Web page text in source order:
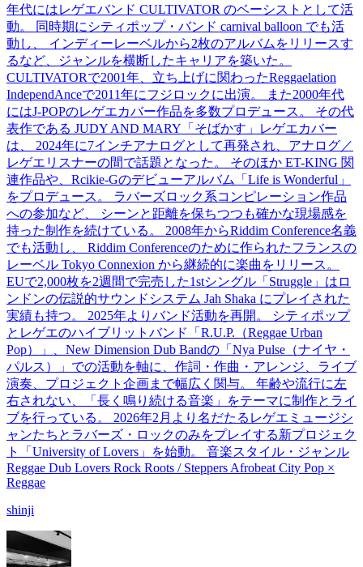
年代にはレゲエバンド CULTIVATOR のベーシストとして活
動。 同時期にシティポップ・バンド carnival balloon でも活
動し、 インディーレーベルから2枚のアルバムをリリースす
るなど、ジャンルを横断したキャリアを築いた。
CULTIVATORで2001年、立ち上げに関わったReggaelation
IndependAnceで2011年にフジロックに出演。 また2000年代
にはJ-POPのレゲエカバー作品を多数プロデュース。 その代
表作である JUDY AND MARY「そばかす」レゲエカバー
は、 2024年に7インチアナログとして再発され、アナログ／
レゲエリスナーの間で話題となった。 そのほか ET-KING 関
連作品や、Rcikie-Gのデビューアルバム「Life is Wonderful」
をプロデュース。 ラバーズロック系コンピレーション作品
への参加など、 シーンと距離を保ちつつも確かな現場感を
持った制作を続けている。 2008年からRiddim Conference名義
でも活動し、 Riddim Conferenceのために作られたフランスの
レーベル Tokyo Connexion から継続的に楽曲をリリース。
EUで2,000枚を2週間で完売した1stシングル「Struggle」はロ
ンドンの伝説的サウンドシステム Jah Shaka にプレイされた
実績も持つ。 2025年よりバンド活動を再開。 シティポップ
とレゲエのハイブリットバンド「R.U.P.（Reggae Urban
Pop）」、New Dimension Dub Bandの「Nya Pulse（ナイヤ・
パルス）」での活動を軸に、作詞・作曲・アレンジ、ライブ
演奏、プロジェクト企画まで幅広く関与。 年齢や流行に左
右されない、「長く鳴り続ける音楽」をテーマに制作とライ
ブを行っている。 2026年2月より名だたるレゲエミュージシ
ャンたちとラバーズ・ロックのみをプレイする新プロジェク
ト「University of Lovers」を始動。 音楽スタイル・ジャンル
Reggae Dub Lovers Rock Roots / Steppers Afrobeat City Pop ×
Reggae
shinji